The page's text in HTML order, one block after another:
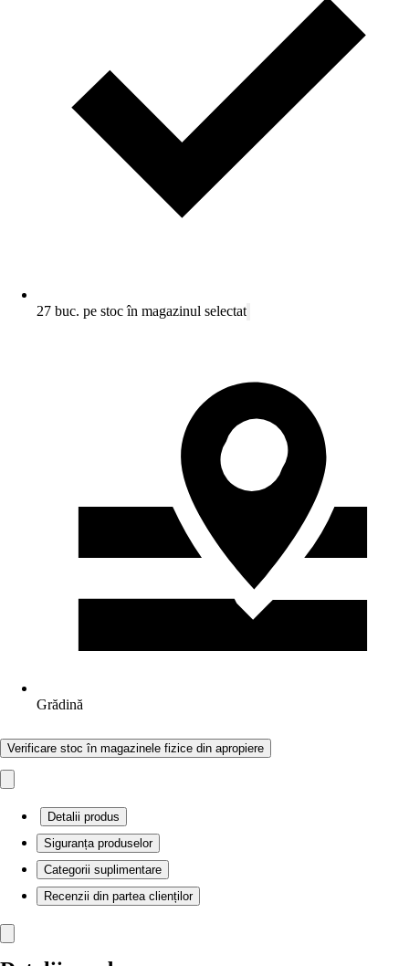
27 buc. pe stoc în magazinul selectat
Grădină
Verificare stoc în magazinele fizice din apropiere
Detalii produs
Siguranța produselor
Categorii suplimentare
Recenzii din partea clienților